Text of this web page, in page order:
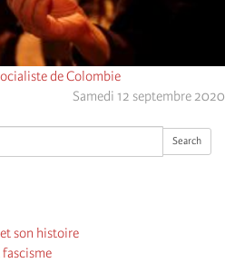
Search
son histoire
de Colombie
Samedi 12 septembre 2020